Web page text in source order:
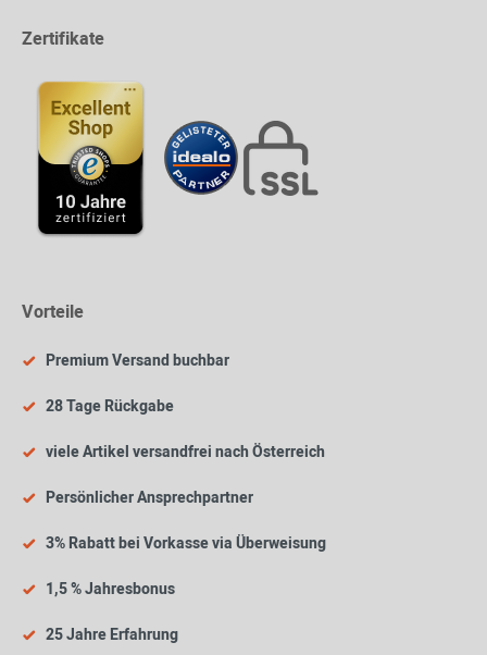
Zertifikate
Vorteile
Premium Versand buchbar
28 Tage Rückgabe
viele Artikel versandfrei nach Österreich
Persönlicher Ansprechpartner
3% Rabatt bei Vorkasse via Überweisung
1,5 % Jahresbonus
25 Jahre Erfahrung